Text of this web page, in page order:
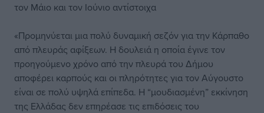
τον Μάιο και τον Ιούνιο αντίστοιχα
«Προμηνύεται μια πολύ δυναμική σεζόν για την Κάρπαθο
από πλευράς αφίξεων. Η δουλειά η οποία έγινε τον
προηγούμενο χρόνο από την πλευρά του Δήμου
αποφέρει καρπούς και οι πληρότητες για τον Αύγουστο
είναι σε πολύ υψηλά επίπεδα. Η “μουδιασμένη” εκκίνηση
της Ελλάδας δεν επηρέασε τις επιδόσεις του